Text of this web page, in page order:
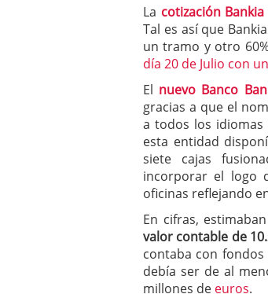
La cotización Bankia
Tal es así que
un tramo y otro
día 20 de Julio con
El nuevo Banco
gracias a que el
a todos los
esta entidad
siete cajas
incorporar el logo
oficinas reflejando
En cifras,
valor contable de
contaba con
debía ser de al
millones de euros.